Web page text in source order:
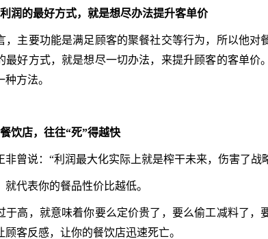
润的最好方式，就是想尽办法提升客单价
，主要功能是满足顾客的聚餐社交等行为，所以他对
最好方式，就是想尽一切办法，来提升顾客的客单价
方法。
饮店，往往“死”得越快
非曾说：“利润最大化实际上就是榨干未来，伤害了战
就代表你的餐品性价比越低。
于高，就意味着你要么定价贵了，要么偷工减料了，
顾客反感，让你的餐饮店迅速死亡。